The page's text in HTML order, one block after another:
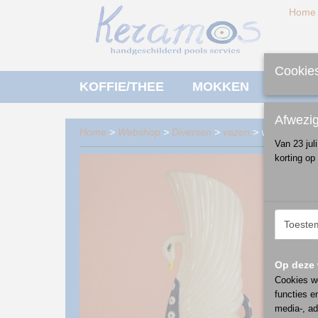
Home
KOFFIE/THEE MOKKEN
Home > Webshop > Diversen > vazen > vaas - zwaan
Afwezig
Van 23
korting
Op
Cookies
functies
media-,